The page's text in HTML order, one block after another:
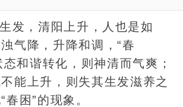
发，清阳上升，人也是如
气降，升降和调，“春
态和谐转化，则神清而气爽；
能上升，则失其生发滋养之
春困”的现象。